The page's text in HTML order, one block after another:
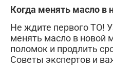
Когда менять масло в
Не ждите первого ТО!
менять масло в новой
поломок и продлить
Советы экспертов и